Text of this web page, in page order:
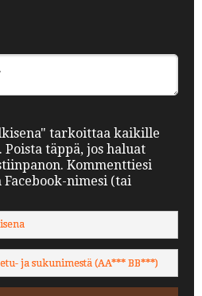
tarkoittaa kaikille
täppä, jos haluat
Kommenttiesi
nimesi (tai
ja sukunimestä (AA*** BB***)